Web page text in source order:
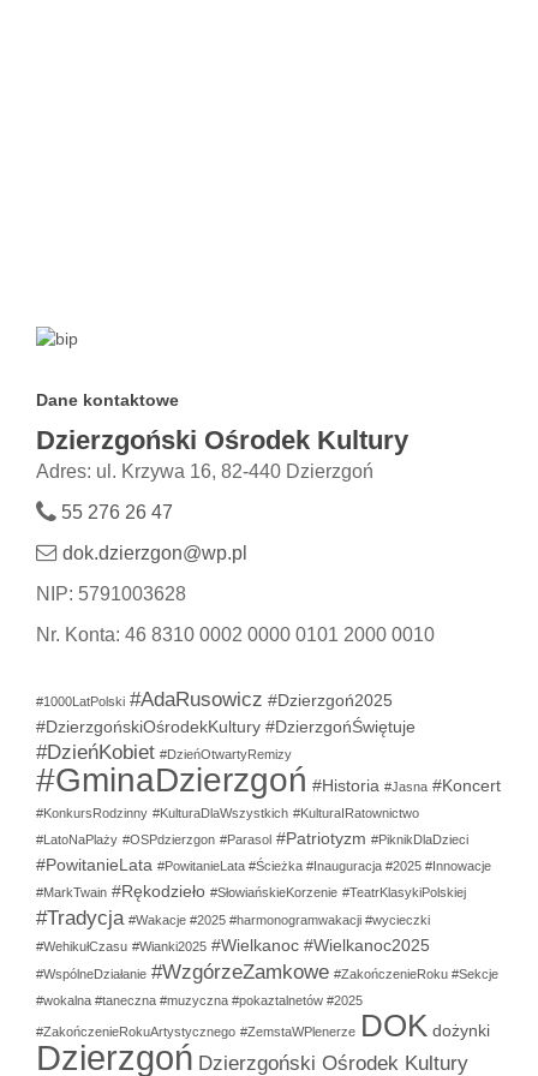
Dane kontaktowe
Dzierzgoński Ośrodek Kultury
Adres: ul. Krzywa 16, 82-440 Dzierzgoń
55 276 26 47
dok.dzierzgon@wp.pl
NIP: 5791003628
Nr. Konta: 46 8310 0002 0000 0101 2000 0010
#1000LatPolski #AdaRusowicz #Dzierzgoń2025
#DzierzgońskiOśrodekKultury #DzierzgońŚwiętuje
#DzieńKobiet #DzieńOtwartyRemizy
#GminaDzierzgoń #Historia #Jasna #Koncert
#KonkursRodzinny #KulturaDlaWszystkich #KulturaIRatownictwo
#LatoNaPlaży #OSPdzierzgon #Parasol #Patriotyzm #PiknikDlaDzieci
#PowitanieLata #PowitanieLata #Ścieżka #Inauguracja #2025 #Innowacje
#MarkTwain #Rękodzieło #SłowiańskieKorzenie #TeatrKlasykiPolskiej
#Tradycja #Wakacje #2025 #harmonogramwakacji #wycieczki
#WehikułCzasu #Wianki2025 #Wielkanoc #Wielkanoc2025
#WspólneDziałanie #WzgórzeZamkowe #ZakończenieRoku #Sekcje
#wokalna #taneczna #muzyczna #pokaztalnetów #2025
#ZakończenieRokuArtystycznego #ZemstaWPlenerze DOK dożynki
Dzierzgoń Dzierzgoński Ośrodek Kultury